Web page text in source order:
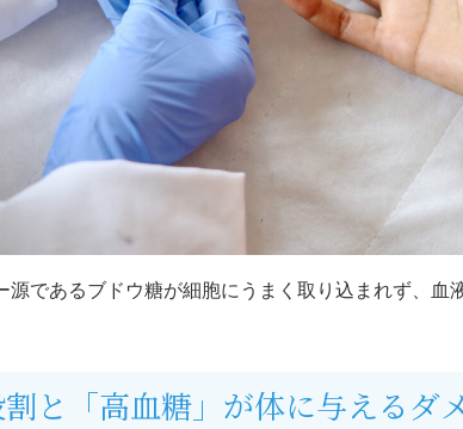
源であるブドウ糖が細胞にうまく取り込まれず、血
と「高血糖」が体に与えるダ